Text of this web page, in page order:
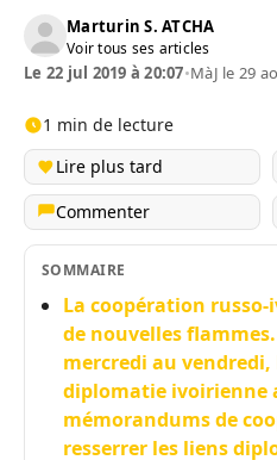
Marturin S. ATCHA
Voir tous ses articles
Le 22 jul 2019 à 20:07•MàJ le 29
1 min de lecture
Lire plus tard
Commenter
SOMMAIRE
La coopération
de nouvelles
mercredi au vendredi,
diplomatie ivoirienne
mémorandums de
resserrer les liens